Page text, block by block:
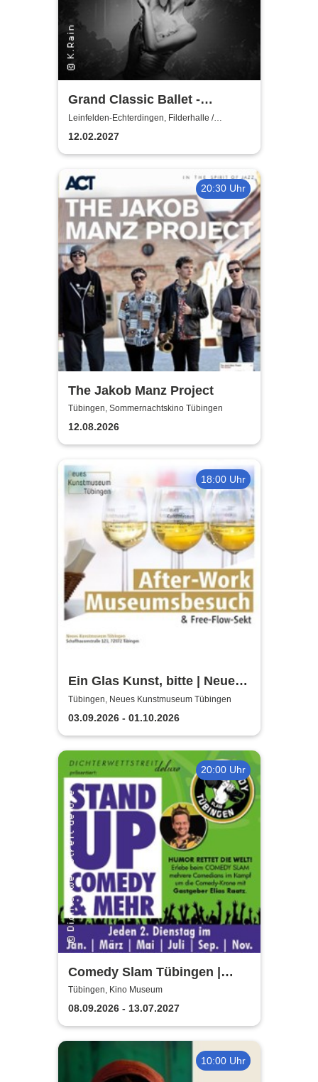
Grand Classic Ballet -
Schwanensee - Jenseits der
Bühne mit live Streichquartett
Leinfelden-Echterdingen, Filderhalle /
Kongress-u.KulturCentrum
12.02.2027
20:30 Uhr
The Jakob Manz Project
Tübingen, Sommernachtskino Tübingen
12.08.2026
18:00 Uhr
Ein Glas Kunst, bitte | Neues
Kunstmuseum Tübingen
Tübingen, Neues Kunstmuseum Tübingen
03.09.2026 - 01.10.2026
20:00 Uhr
Comedy Slam Tübingen |
Präsentiert von Gastgeber
Elias Raatz
Tübingen, Kino Museum
08.09.2026 - 13.07.2027
10:00 Uhr